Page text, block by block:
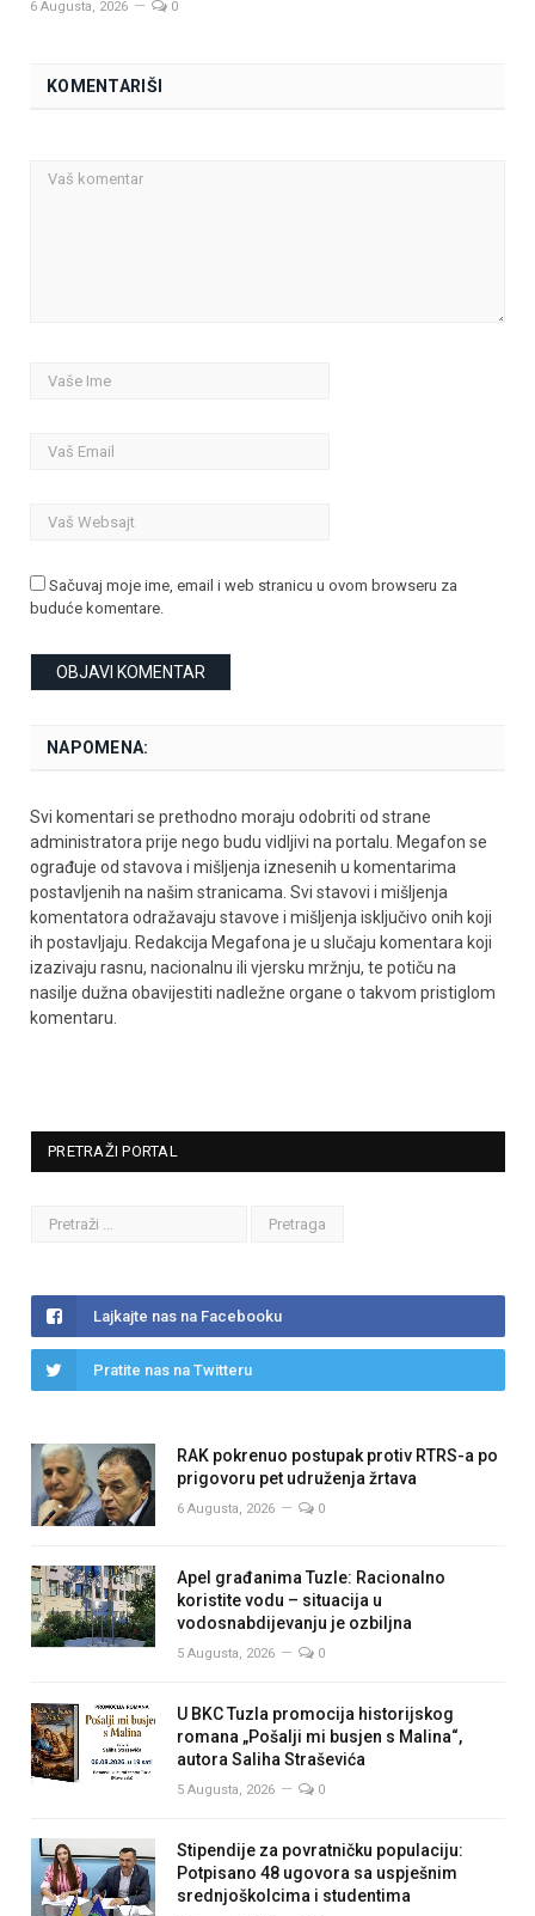
6 Augusta, 2026 0
KOMENTARIŠI
Sačuvaj moje ime, email i web stranicu u ovom browseru za
buduće komentare.
NAPOMENA:
Svi komentari se prethodno moraju odobriti od strane
administratora prije nego budu vidljivi na portalu. Megafon se
ograđuje od stavova i mišljenja iznesenih u komentarima
postavljenih na našim stranicama. Svi stavovi i mišljenja
komentatora odražavaju stavove i mišljenja isključivo onih koji
ih postavljaju. Redakcija Megafona je u slučaju komentara koji
izazivaju rasnu, nacionalnu ili vjersku mržnju, te potiču na
nasilje dužna obavijestiti nadležne organe o takvom pristiglom
komentaru.
PRETRAŽI PORTAL
Lajkajte nas na Facebooku
Pratite nas na Twitteru
RAK pokrenuo postupak protiv RTRS-a po
prigovoru pet udruženja žrtava
6 Augusta, 2026 0
Apel građanima Tuzle: Racionalno
koristite vodu – situacija u
vodosnabdijevanju je ozbiljna
5 Augusta, 2026 0
U BKC Tuzla promocija historijskog
romana „Pošalji mi busjen s Malina“,
autora Saliha Straševića
5 Augusta, 2026 0
Stipendije za povratničku populaciju:
Potpisano 48 ugovora sa uspješnim
srednjoškolcima i studentima